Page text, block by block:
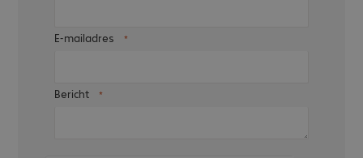
E-mailadres
Bericht